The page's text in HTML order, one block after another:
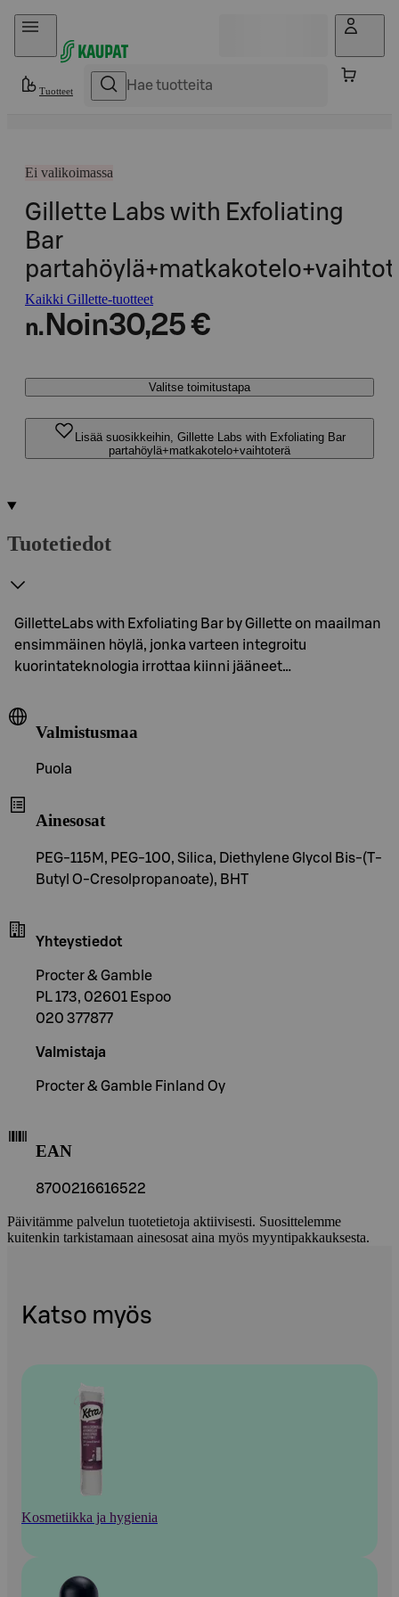
Hyppää sisältöön
Tuotteet
Ei valikoimassa
Gillette Labs with Exfoliating
Bar
Kaikki Gillette-tuotteet
n. Noin30,25 €
Valitse toimitustapa
Lisää suosikkeihin, Gillette Labs with Exfoliating Bar
partahöylä+matkakotelo+vaihtoterä
Tuotetiedot
GilletteLabs with Exfoliating Bar by Gillette on maailman
ensimmäinen höylä, jonka varteen integroitu
kuorintateknologia irrottaa kiinni jääneet…
Valmistusmaa
Puola
Ainesosat
PEG-115M, PEG-100, Silica, Diethylene Glycol Bis-(T-
Butyl O-Cresolpropanoate), BHT
Yhteystiedot
Procter & Gamble
PL 173, 02601 Espoo
020 377877
Valmistaja
Procter & Gamble Finland Oy
EAN
8700216616522
Päivitämme palvelun tuotetietoja aktiivisesti. Suosittelemme
kuitenkin tarkistamaan ainesosat aina myös myyntipakkauksesta.
Katso myös
Kosmetiikka ja hygienia